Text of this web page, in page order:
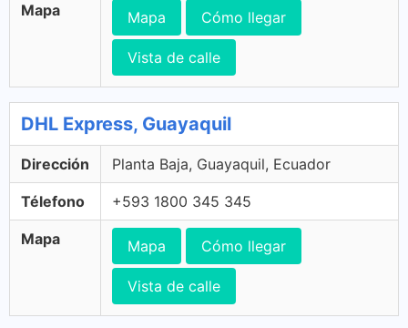
Mapa Mapa Cómo llegar
Vista de calle
DHL Express, Guayaquil
Dirección Planta Baja, Guayaquil, Ecuador
Télefono +593 1800 345 345
Mapa Mapa Cómo llegar
Vista de calle